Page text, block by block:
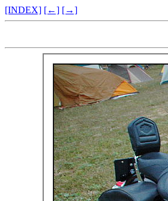
[INDEX] [←] [→]